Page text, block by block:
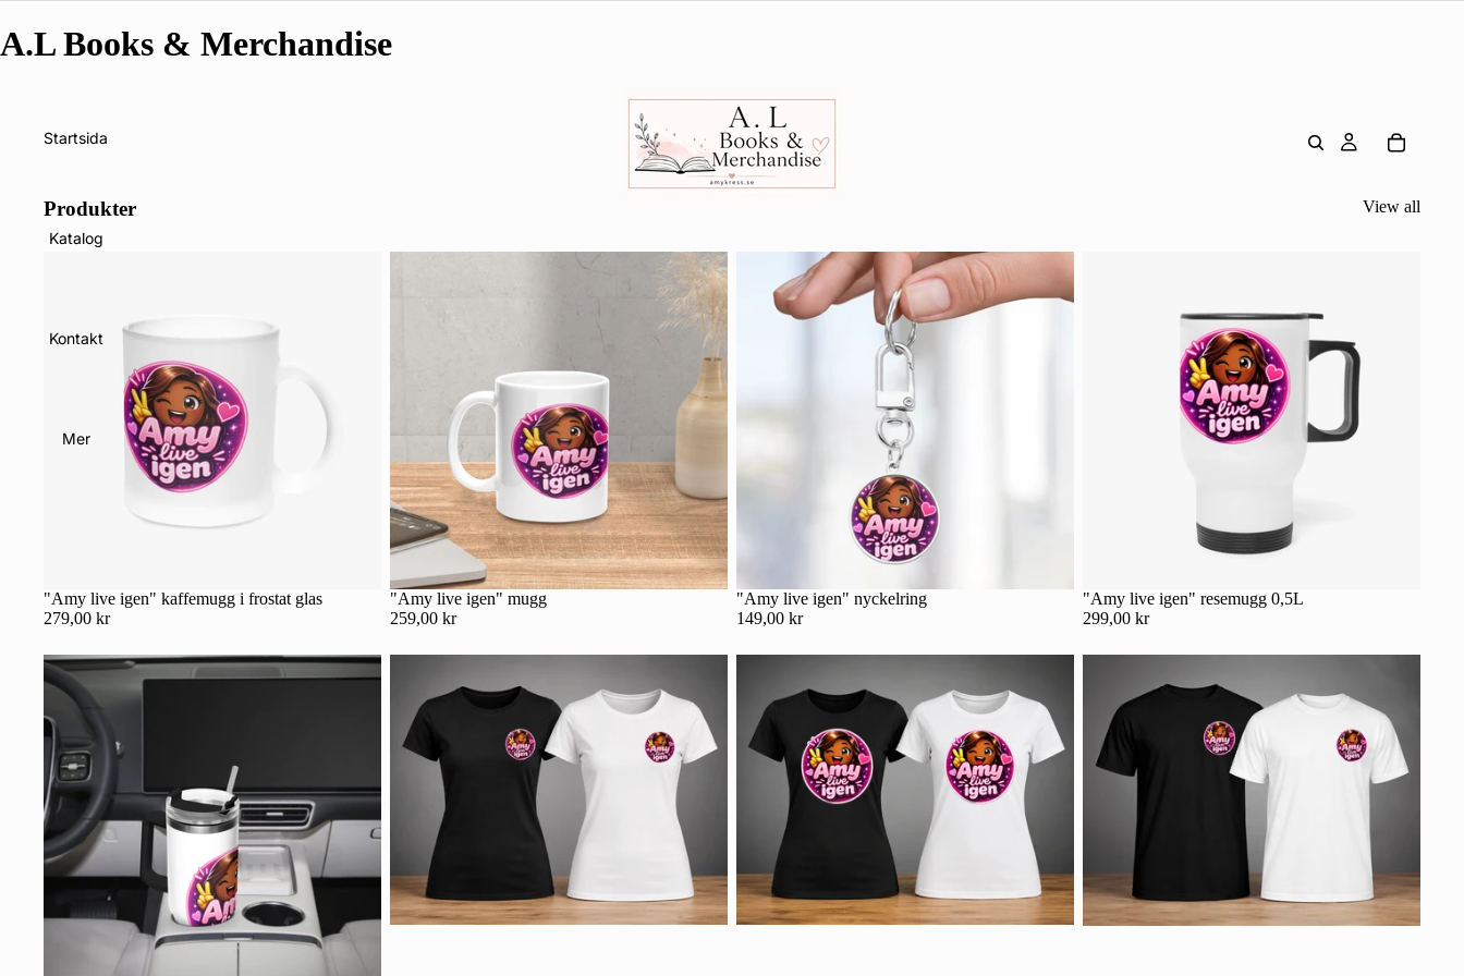
A.L Books & Merchandise
Startsida
Katalog
Kontakt
Mer
Produkter View all
"Amy live igen" kaffemugg i frostat glas
279,00 kr
"Amy live igen" mugg
259,00 kr
"Amy live igen" nyckelring
149,00 kr
"Amy live igen" resemugg 0,5L
299,00 kr